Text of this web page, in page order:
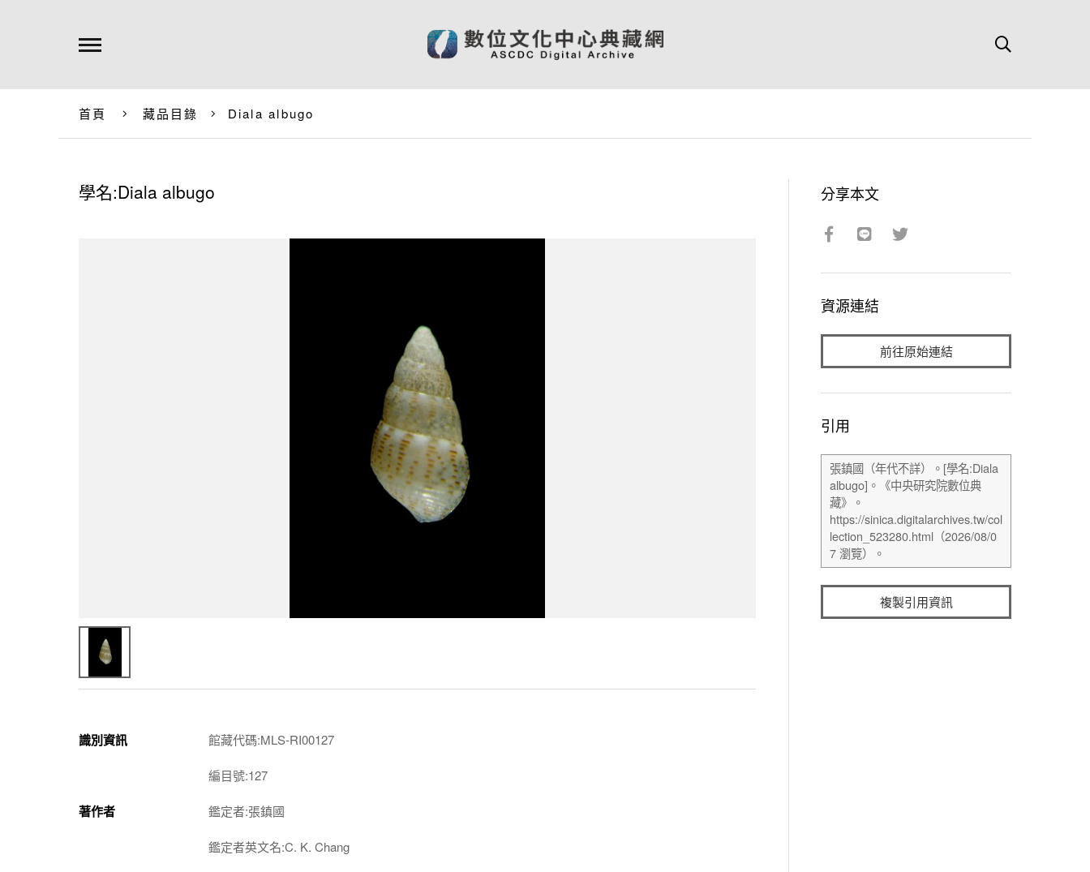
首頁 藏品目錄 Diala albugo
學名:Diala albugo
識別資訊 館藏代碼:MLS-RI00127
編目號:127
著作者 鑑定者:張鎮國
鑑定者英文名:C. K. Chang
分享本文
資源連結
前往原始連結
引用
複製引用資訊